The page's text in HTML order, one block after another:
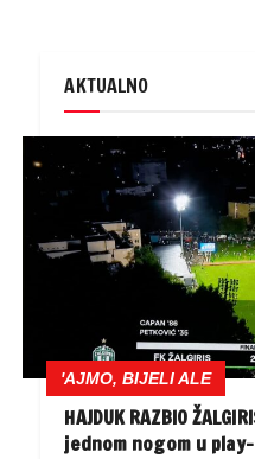
AKTUALNO
'AJMO, BIJELI ALE
HAJDUK RAZBIO
jednom nogom u